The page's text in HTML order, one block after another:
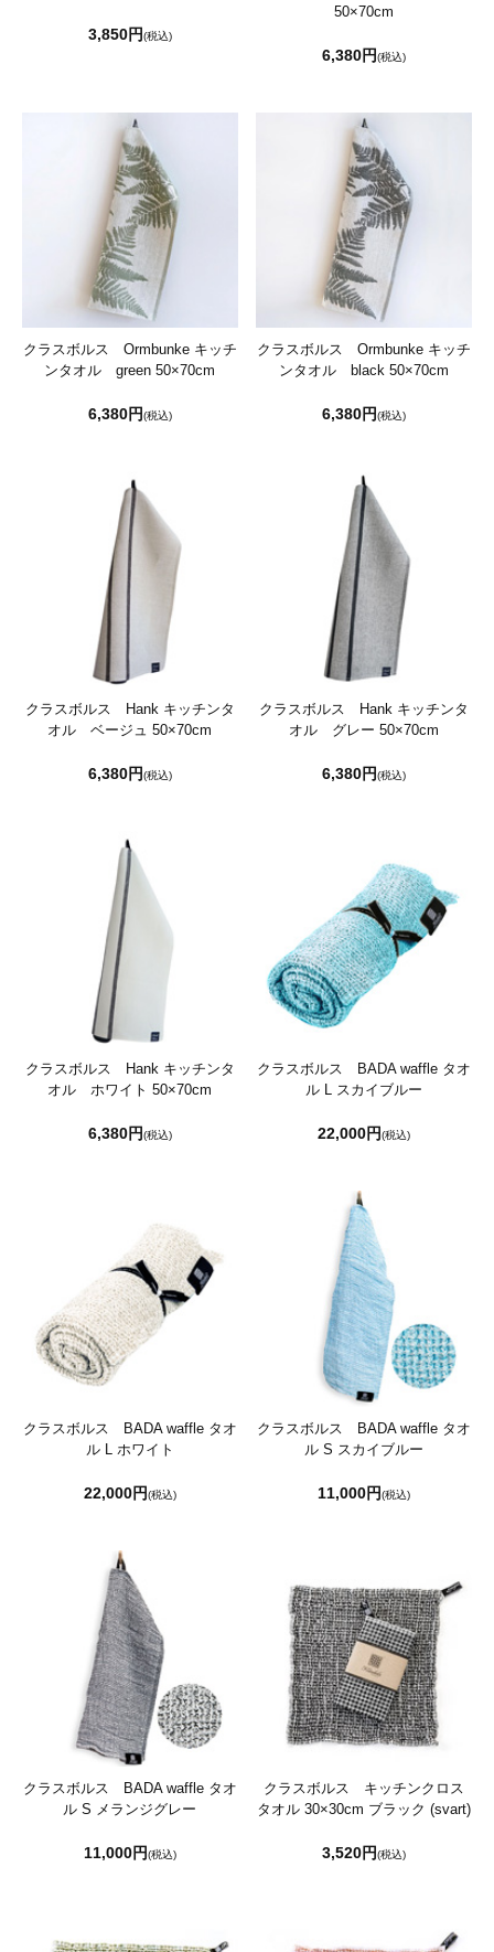
3,850円(税込)
50×70cm
6,380円(税込)
クラスボルス Ormbunke キッチ
ンタオル green 50×70cm
6,380円(税込)
クラスボルス Ormbunke キッチ
ンタオル black 50×70cm
6,380円(税込)
クラスボルス Hank キッチンタ
オル ベージュ 50×70cm
6,380円(税込)
クラスボルス Hank キッチンタ
オル グレー 50×70cm
6,380円(税込)
クラスボルス Hank キッチンタ
オル ホワイト 50×70cm
6,380円(税込)
クラスボルス BADA waffle タオ
ル L スカイブルー
22,000円(税込)
クラスボルス BADA waffle タオ
ル L ホワイト
22,000円(税込)
クラスボルス BADA waffle タオ
ル S スカイブルー
11,000円(税込)
クラスボルス BADA waffle タオ
ル S メランジグレー
11,000円(税込)
クラスボルス キッチンクロス
タオル 30×30cm ブラック (svart)
3,520円(税込)